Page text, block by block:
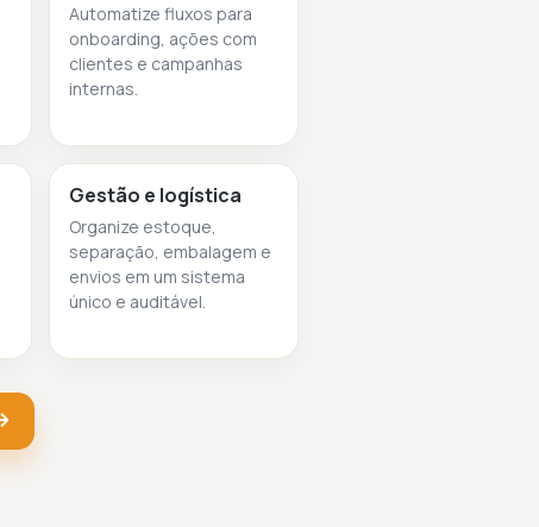
Automatize fluxos para
onboarding, ações com
clientes e campanhas
internas.
Gestão e logística
Organize estoque,
separação, embalagem e
envios em um sistema
único e auditável.